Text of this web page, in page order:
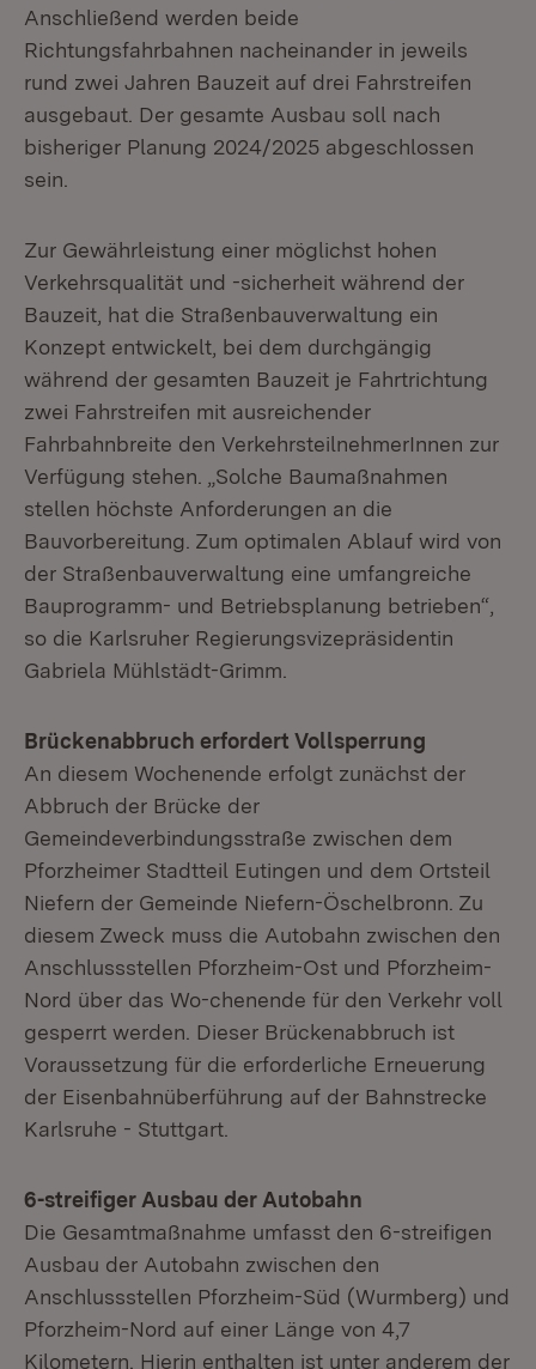
Anschließend werden beide
Richtungsfahrbahnen nacheinander in jeweils
rund zwei Jahren Bauzeit auf drei Fahrstreifen
ausgebaut. Der gesamte Ausbau soll nach
bisheriger Planung 2024/2025 abgeschlossen
sein.
Zur Gewährleistung einer möglichst hohen
Verkehrsqualität und -sicherheit während der
Bauzeit, hat die Straßenbauverwaltung ein
Konzept entwickelt, bei dem durchgängig
während der gesamten Bauzeit je Fahrtrichtung
zwei Fahrstreifen mit ausreichender
Fahrbahnbreite den VerkehrsteilnehmerInnen zur
Verfügung stehen. „Solche Baumaßnahmen
stellen höchste Anforderungen an die
Bauvorbereitung. Zum optimalen Ablauf wird von
der Straßenbauverwaltung eine umfangreiche
Bauprogramm- und Betriebsplanung betrieben“,
so die Karlsruher Regierungsvizepräsidentin
Gabriela Mühlstädt-Grimm.
Brückenabbruch erfordert Vollsperrung
An diesem Wochenende erfolgt zunächst der
Abbruch der Brücke der
Gemeindeverbindungsstraße zwischen dem
Pforzheimer Stadtteil Eutingen und dem Ortsteil
Niefern der Gemeinde Niefern-Öschelbronn. Zu
diesem Zweck muss die Autobahn zwischen den
Anschlussstellen Pforzheim-Ost und Pforzheim-
Nord über das Wo-chenende für den Verkehr voll
gesperrt werden. Dieser Brückenabbruch ist
Voraussetzung für die erforderliche Erneuerung
der Eisenbahnüberführung auf der Bahnstrecke
Karlsruhe - Stuttgart.
6-streifiger Ausbau der Autobahn
Die Gesamtmaßnahme umfasst den 6-streifigen
Ausbau der Autobahn zwischen den
Anschlussstellen Pforzheim-Süd (Wurmberg) und
Pforzheim-Nord auf einer Länge von 4,7
Kilometern. Hierin enthalten ist unter anderem der